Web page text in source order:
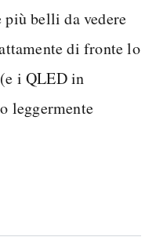
belli da vedere
di fronte lo
i QLED in
leggermente